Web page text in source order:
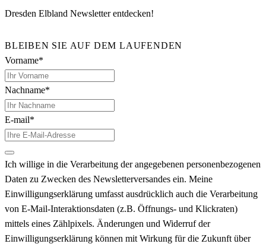
Dresden Elbland Newsletter entdecken!
BLEIBEN SIE AUF DEM LAUFENDEN
Vorname*
Nachname*
E-mail*
Ich willige in die Verarbeitung der angegebenen personenbezogenen
Daten zu Zwecken des Newsletterversandes ein. Meine
Einwilligungserklärung umfasst ausdrücklich auch die Verarbeitung
von E-Mail-Interaktionsdaten (z.B. Öffnungs- und Klickraten)
mittels eines Zählpixels. Änderungen und Widerruf der
Einwilligungserklärung können mit Wirkung für die Zukunft über